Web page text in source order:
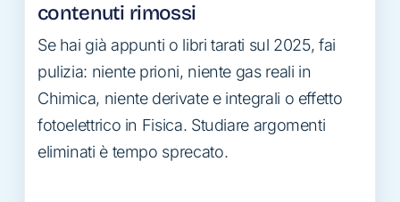
contenuti rimossi
Se hai già appunti o libri tarati sul 2025, fai
pulizia: niente prioni, niente gas reali in
Chimica, niente derivate e integrali o effetto
fotoelettrico in Fisica. Studiare argomenti
eliminati è tempo sprecato.